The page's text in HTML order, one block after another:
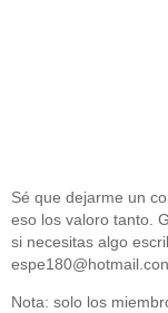
Sé que dejarme un
eso los valoro tanto.
si necesitas algo
espe180@hotmail.con.
Nota: solo los